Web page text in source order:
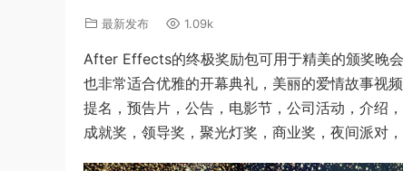
最新发布 1.09k
After Effects的终极奖励包可用于精美的颁奖晚
也非常适合优雅的开幕典礼，美丽的爱情故事视
提名，预告片，公告，电影节，公司活动，介绍
成就奖，领导奖，聚光灯奖，商业奖，夜间派对